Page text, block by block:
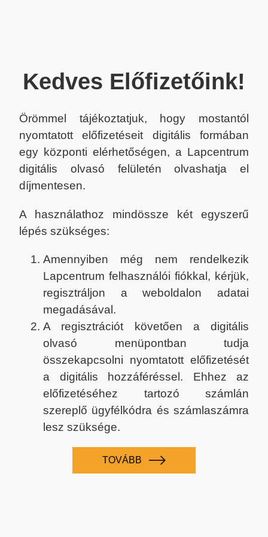
Kedves Előfizetőink!
Örömmel tájékoztatjuk, hogy mostantól
nyomtatott előfizetéseit digitális formában
egy központi elérhetőségen, a Lapcentrum
digitális olvasó felületén olvashatja el
díjmentesen.
A használathoz mindössze két egyszerű
lépés szükséges:
Amennyiben még nem rendelkezik
Lapcentrum felhasználói fiókkal, kérjük,
regisztráljon a weboldalon adatai
megadásával.
A regisztrációt követően a digitális
olvasó menüpontban tudja
összekapcsolni nyomtatott előfizetését
a digitális hozzáféréssel. Ehhez az
előfizetéséhez tartozó számlán
szereplő ügyfélkódra és számlaszámra
lesz szüksége.
TOVÁBB